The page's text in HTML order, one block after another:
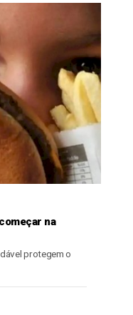
na
protegem o